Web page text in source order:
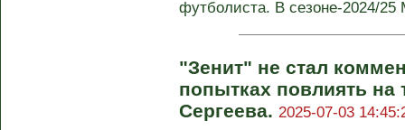
футболиста. В сезоне-2024/25
"Зенит" не стал
попытках повлиять на
Сергеева. 2025-07-03